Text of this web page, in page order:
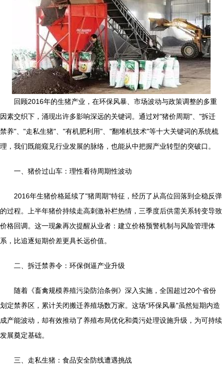
回顾2016年的生猪产业，在环保风暴、市场波动与政策调整的多重
因素交织下，涌现出许多影响深远的关键词。通过对"猪价周期"、"拆迁
禁养"、"走私生猪"、"有机肥利用"、"翻堆机技术"等十大关键词的系统梳
理，我们既能窥见行业发展的脉络，也能从中把握产业转型的突破口。
一、猪价过山车：理性看待周期性波动
2016年生猪价格延续了"猪周期"特征，经历了从高位回落到企稳反弹
的过程。上半年猪价持续走高刺激补栏热情，三季度后供需关系转变导致
价格回调。这一现象再次提醒从业者：建立价格预警机制与风险管理体
系，比追逐短期价差更具长远价值。
二、拆迁禁养令：环保倒逼产业升级
随着《畜禽规模养殖污染防治条例》深入实施，全国超过20个省份
划定禁养区，累计关闭搬迁养殖场数万家。这场"环保风暴"虽然短期内造
成产能波动，却有效推动了养殖布局优化和粪污处理设施升级，为可持续
发展奠定基础。
三、走私生猪：食品安全防线遭遇挑战